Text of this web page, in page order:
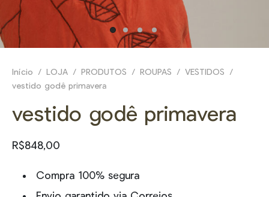
Início / LOJA / PRODUTOS / ROUPAS / VESTIDOS
/
vestido godê primavera
vestido godê primavera
R$848,00
Compra 100% segura